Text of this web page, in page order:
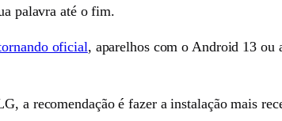
palavra até o fim.
oficial, aparelhos com o Android 13 ou
a recomendação é fazer a instalação mais